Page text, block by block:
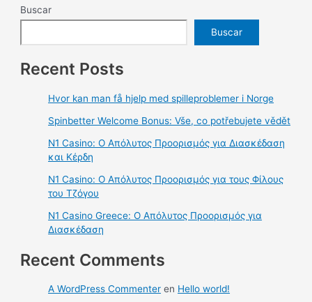
Buscar
Buscar
Recent Posts
Hvor kan man få hjelp med spilleproblemer i Norge
Spinbetter Welcome Bonus: Vše, co potřebujete vědět
N1 Casino: Ο Απόλυτος Προορισμός για Διασκέδαση
και Κέρδη
N1 Casino: Ο Απόλυτος Προορισμός για τους Φίλους
του Τζόγου
N1 Casino Greece: Ο Απόλυτος Προορισμός για
Διασκέδαση
Recent Comments
A WordPress Commenter en Hello world!